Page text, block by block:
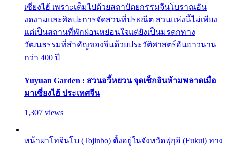
เซี่ยงไฮ้ เพราะเต็มไปด้วยสถาปัตยกรรมจีนโบราณอัน
งดงามและศิลปะการจัดสวนที่ประณีต สวนแห่งนี้ไม่เพียง
แต่เป็นสถานที่พักผ่อนหย่อนใจแต่ยังเป็นมรดกทาง
วัฒนธรรมที่สำคัญของจีนด้วยประวัติศาสตร์อันยาวนาน
กว่า 400 ปี
Yuyuan Garden : สวนอวี้หยวน จุดเช็กอินห้ามพลาดเมื่อ
มาเซี่ยงไฮ้ ประเทศจีน
1,307 views
หน้าผาโทจินโบ (Tojinbo) ตั้งอยู่ในจังหวัดฟุกุอิ (Fukui) ทาง